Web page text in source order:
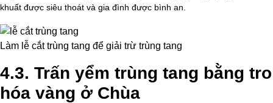
khuất được siêu thoát và gia đình được bình an.
Làm lễ cắt trùng tang để giải trừ trùng tang
4.3. Trấn yểm trùng tang bằng tro
hóa vàng ở Chùa